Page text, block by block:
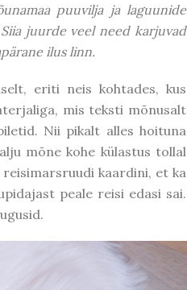
puuvilja ja laguunide
juurde veel need karjuvad
ilus linn.
eriti neis kohtades, kus
mis teksti mõnusalt
Nii pikalt alles hoituna
mõne kohe külastus tollal
reisimarsruudi kaardini, et ka
peale reisi edasi sai.